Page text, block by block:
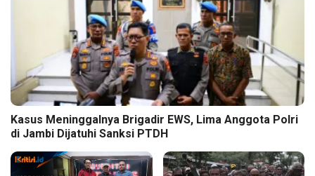
Kasus Meninggalnya Brigadir EWS, Lima Anggota Polri
di Jambi Dijatuhi Sanksi PTDH